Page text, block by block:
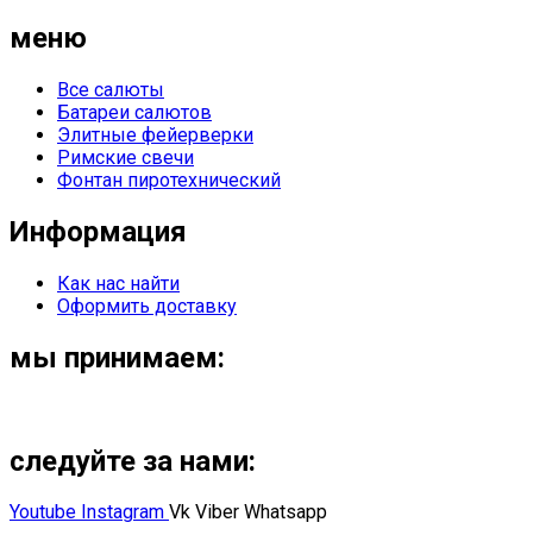
меню
Все салюты
Батареи салютов
Элитные фейерверки
Римские свечи
Фонтан пиротехнический
Информация
Как нас найти
Оформить доставку
мы принимаем:
следуйте за нами:
Youtube Instagram Vk Viber Whatsapp